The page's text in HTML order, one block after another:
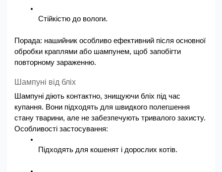
Стійкістю до вологи.
Порада: нашийник особливо ефективний після основної
обробки краплями або шампунем, щоб запобігти
повторному зараженню.
Шампуні від бліх
Шампуні діють контактно, знищуючи бліх під час
купання. Вони підходять для швидкого полегшення
стану тварини, але не забезпечують тривалого захисту.
Особливості застосування:
Підходять для кошенят і дорослих котів.